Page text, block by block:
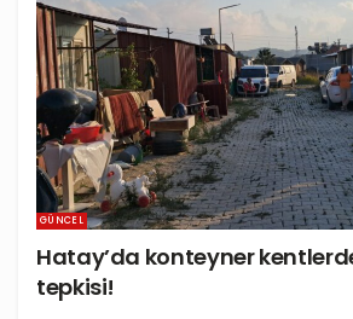
GÜNCEL
Hatay’da konteyner
tepkisi!